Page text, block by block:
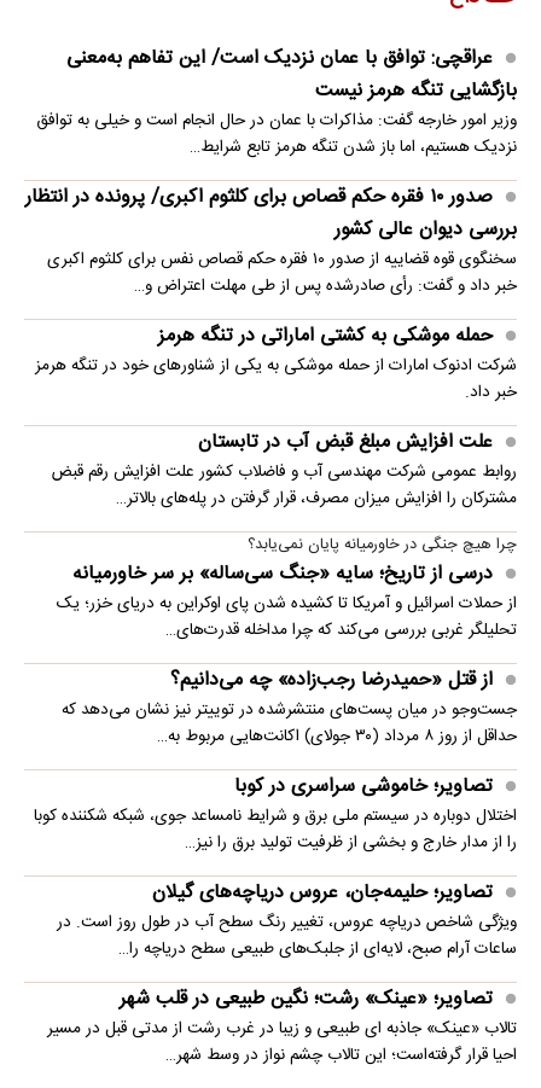
عراقچی: توافق با عمان نزدیک است/ این تفاهم به‌معنی
بازگشایی تنگه هرمز نیست
وزیر امور خارجه گفت: مذاکرات با عمان در حال انجام است و خیلی به توافق
نزدیک هستیم، اما باز شدن تنگه هرمز تابع شرایط…
صدور ۱۰ فقره حکم قصاص برای کلثوم اکبری/ پرونده در انتظار
بررسی دیوان عالی کشور
سخنگوی قوه قضاییه از صدور ۱۰ فقره حکم قصاص نفس برای کلثوم اکبری
خبر داد و گفت: رأی صادرشده پس از طی مهلت اعتراض و…
حمله موشکی به کشتی اماراتی در تنگه هرمز
شرکت ادنوک امارات از حمله موشکی به یکی از شناورهای خود در تنگه هرمز
خبر داد.
علت افزایش مبلغ قبض آب در تابستان
روابط عمومی شرکت مهندسی آب و فاضلاب کشور علت افزایش رقم قبض
مشترکان را افزایش میزان مصرف، قرار گرفتن در پله‌های بالاتر…
چرا هیچ جنگی در خاورمیانه پایان نمی‌یابد؟
درسی از تاریخ؛ سایه «جنگ سی‌ساله» بر سر خاورمیانه
از حملات اسرائیل و آمریکا تا کشیده شدن پای اوکراین به دریای خزر؛ یک
تحلیلگر غربی بررسی می‌کند که چرا مداخله قدرت‌های…
از قتل «حمیدرضا رجب‌زاده» چه می‌دانیم؟
جست‌وجو در میان پست‌های منتشرشده در توییتر نیز نشان می‌دهد که
حداقل از روز ۸ مرداد (۳۰ جولای) اکانت‌هایی مربوط به…
تصاویر؛ خاموشی سراسری در کوبا
اختلال دوباره در سیستم ملی برق و شرایط نامساعد جوی، شبکه شکننده کوبا
را از مدار خارج و بخشی از ظرفیت تولید برق را نیز…
تصاویر؛ حلیمه‌جان، عروس دریاچه‌های گیلان
ویژگی شاخص دریاچه عروس، تغییر رنگ سطح آب در طول روز است. در
ساعات آرام صبح، لایه‌ای از جلبک‌های طبیعی سطح دریاچه را…
تصاویر؛ «عینک» رشت؛ نگین طبیعی در قلب شهر
تالاب «عینک» جاذبه ای طبیعی و زیبا در غرب رشت از مدتی قبل در مسیر
احیا قرار گرفته‌است؛ این تالاب چشم نواز در وسط شهر…